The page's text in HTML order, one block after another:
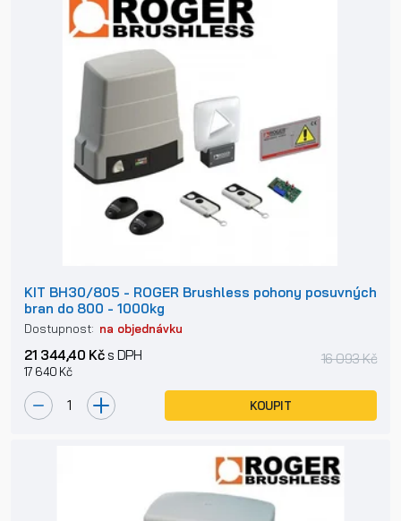
KIT BH30/805 - ROGER Brushless pohony posuvných
bran do 800 - 1000kg
Dostupnost: na objednávku
21 344,40 Kčs DPH
17 640 Kč
16 093 Kč
KOUPIT